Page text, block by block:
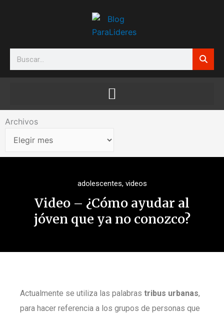
Search
Archivos
Archivos
adolescentes, videos
Video – ¿Cómo ayudar al
jóven que ya no conozco?
Actualmente se utiliza las palabras tribus urbanas,
para hacer referencia a los grupos de personas que